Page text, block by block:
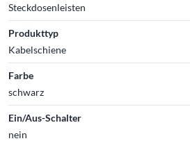
Steckdosenleisten
Produkttyp
Kabelschiene
Farbe
schwarz
Ein/Aus-Schalter
nein